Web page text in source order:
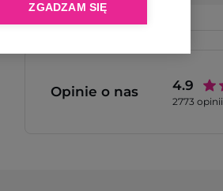
ZGADZAM SIĘ
Opinie o nas 4.9
2773 opinii